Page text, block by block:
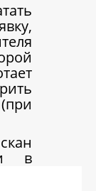
в